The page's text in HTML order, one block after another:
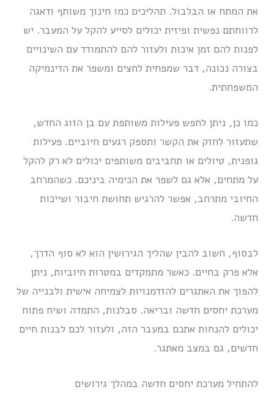
את המתח או הבלבול. תהליכים כמו חינוך משותף ודאגה
לרווחתם נפשית ופיזית יכולים לסייע להקל על המעבר. יש
לפנות להם זמן איכות ולעזור להם להתמודד עם השינויים
בצורה נכונה, דבר שמפחית לחצים ומשפר את הדינמיקה
המשפחתית.
כמו כן, ניתן לחפש פעילות משותפת עם בן הזוג החדש,
שתעזור לחזק את הקשר ותספק רגעים חיוביים. פעילות
גופנית, טיולים או תחביבים משותפים יכולים לא רק להקל
על מתחים, אלא גם לשפר את הכימיה ביניכם. כשהמרחב
החיובי מתרחב, אפשר להרגיש תחושת חיבור ושייכות
חדשה.
לבסוף, חשוב להבין שהליך הגירושין הוא לא סוף הדרך,
אלא פרק בחיים. כאשר מתמקדים במטרות חיוביות, ניתן
להפוך את האתגרים להזדמנויות לצמיחה אישית ולבנייה של
מערכת יחסים חדשה ובריאה. סבלנות, התמדה ושיח פתוח
יכולים להנחות אתכם במעבר הזה, ולעזור לכם לבנות חיים
חדשים, גם במצב מאתגר.
להתחיל מערכת יחסים חדשה במהלך גירושים